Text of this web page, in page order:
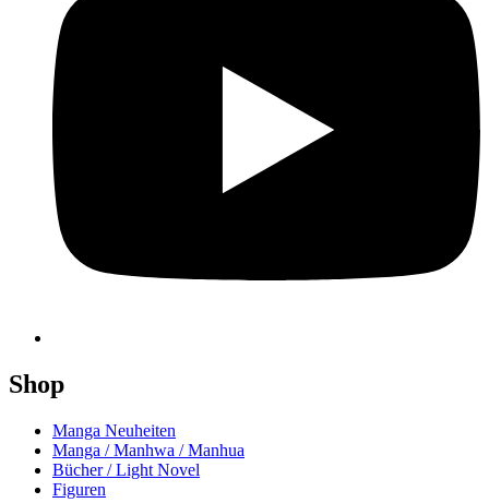
Shop
Manga Neuheiten
Manga / Manhwa / Manhua
Bücher / Light Novel
Figuren